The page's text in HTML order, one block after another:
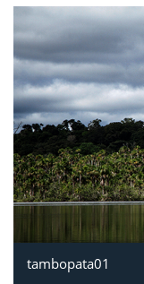
tambopata01